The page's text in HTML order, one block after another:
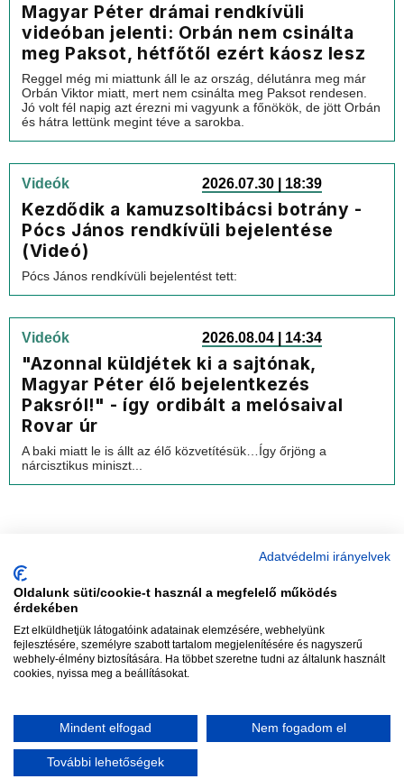
Magyar Péter drámai rendkívüli
videóban jelenti: Orbán nem csinálta
meg Paksot, hétfőtől ezért káosz lesz
Reggel még mi miattunk áll le az ország, délutánra meg már
Orbán Viktor miatt, mert nem csinálta meg Paksot rendesen.
Jó volt fél napig azt érezni mi vagyunk a főnökök, de jött Orbán
és hátra lettünk megint téve a sarokba.
Videók 2026.07.30 | 18:39
Kezdődik a kamuzsoltibácsi botrány -
Pócs János rendkívüli bejelentése
(Videó)
Pócs János rendkívüli bejelentést tett:
Videók 2026.08.04 | 14:34
"Azonnal küldjétek ki a sajtónak,
Magyar Péter élő bejelentkezés
Paksról!" - így ordibált a melósaival
Rovar úr
A baki miatt le is állt az élő közvetítésük…Így őrjöng a
nárcisztikus miniszt...
Szerkesztőség:szerk@vadhajtasok.hu
Modi:moderator@vadhajtasok.hu
AdatvédelemImpresszumSzerzői jogok
2018 Vadhajtások.hu
Adatvédelmi irányelvek
Oldalunk süti/cookie-t használ a megfelelő működés
érdekében
Ezt elküldhetjük látogatóink adatainak elemzésére, webhelyünk
fejlesztésére, személyre szabott tartalom megjelenítésére és nagyszerű
webhely-élmény biztosítására. Ha többet szeretne tudni az általunk használt
cookies, nyissa meg a beállításokat.
Mindent elfogad Nem fogadom el
További lehetőségek